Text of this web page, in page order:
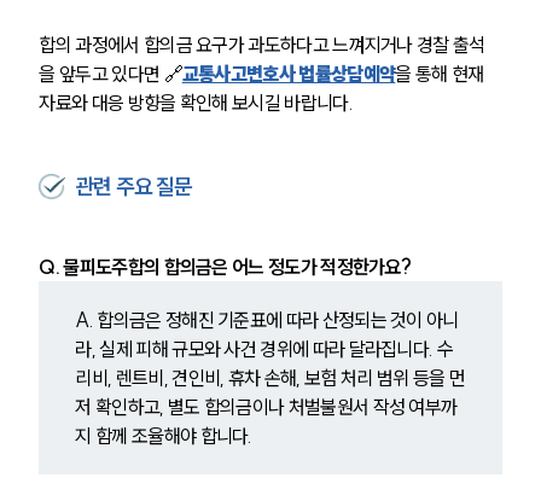
합의 과정에서 합의금 요구가 과도하다고 느껴지거나 경찰 출석
을 앞두고 있다면 🔗교통사고변호사 법률상담예약을 통해 현재
자료와 대응 방향을 확인해 보시길 바랍니다.
관련 주요 질문
Q. 물피도주합의 합의금은 어느 정도가 적정한가요?
A. 합의금은 정해진 기준표에 따라 산정되는 것이 아니
라, 실제 피해 규모와 사건 경위에 따라 달라집니다. 수
리비, 렌트비, 견인비, 휴차 손해, 보험 처리 범위 등을 먼
저 확인하고, 별도 합의금이나 처벌불원서 작성 여부까
지 함께 조율해야 합니다.